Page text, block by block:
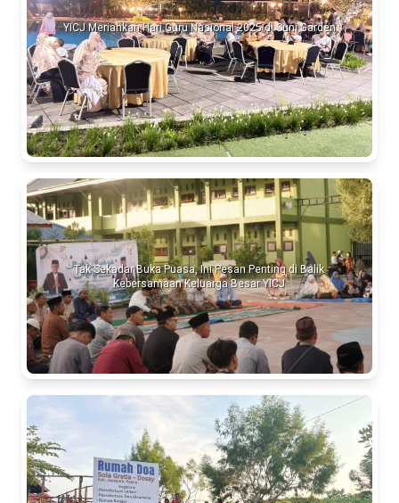
YICJ Meriahkan Hari Guru Nasional 2025 di Suni Garden
Tak Sekadar Buka Puasa, Ini Pesan Penting di Balik
Kebersamaan Keluarga Besar YICJ